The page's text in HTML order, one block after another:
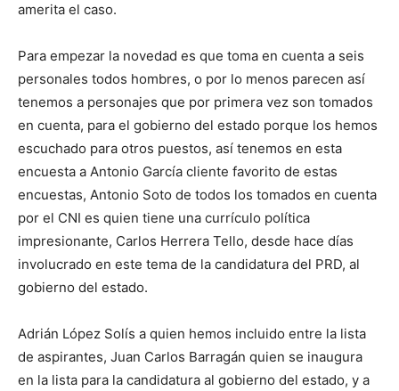
amerita el caso.
Para empezar la novedad es que toma en cuenta a seis
personales todos hombres, o por lo menos parecen así
tenemos a personajes que por primera vez son tomados
en cuenta, para el gobierno del estado porque los hemos
escuchado para otros puestos, así tenemos en esta
encuesta a Antonio García cliente favorito de estas
encuestas, Antonio Soto de todos los tomados en cuenta
por el CNI es quien tiene una currículo política
impresionante, Carlos Herrera Tello, desde hace días
involucrado en este tema de la candidatura del PRD, al
gobierno del estado.
Adrián López Solís a quien hemos incluido entre la lista
de aspirantes, Juan Carlos Barragán quien se inaugura
en la lista para la candidatura al gobierno del estado, y a